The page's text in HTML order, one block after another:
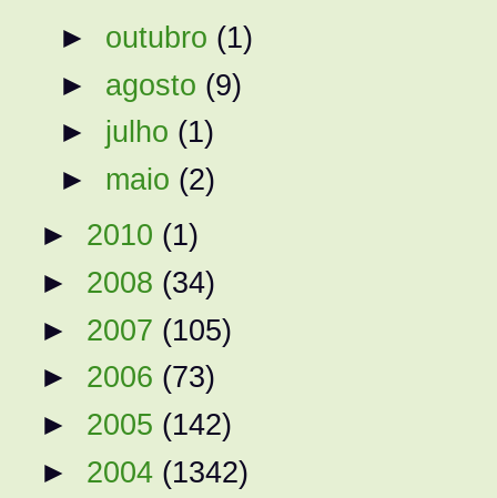
► outubro (1)
► agosto (9)
► julho (1)
► maio (2)
► 2010 (1)
► 2008 (34)
► 2007 (105)
► 2006 (73)
► 2005 (142)
► 2004 (1342)